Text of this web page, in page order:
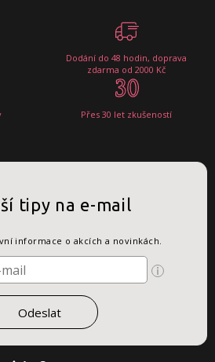
Dodání do 48 hodin, doprava
zdarma od 2000 Kč
Přes 30 let zkušeností
tipy na e-mail
informace o akcích a novinkách.